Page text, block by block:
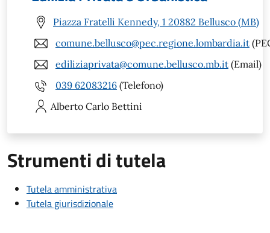
Piazza Fratelli Kennedy, 1 20882 Bellusco (MB)
comune.bellusco@pec.regione.lombardia.it
ediliziaprivata@comune.bellusco.mb.it (Email)
039 62083216 (Telefono)
Alberto Carlo Bettini
Strumenti di tutela
Tutela amministrativa
Tutela giurisdizionale